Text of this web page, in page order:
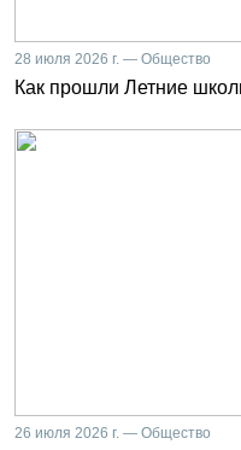
28 июля 2026 г. — Общество
Как прошли Летние
26 июля 2026 г. — Общество